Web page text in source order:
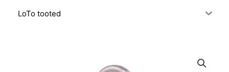
LoTo tooted